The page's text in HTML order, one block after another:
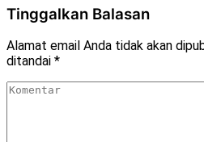
Tinggalkan Balasan
Alamat email Anda tidak akan
ditandai *